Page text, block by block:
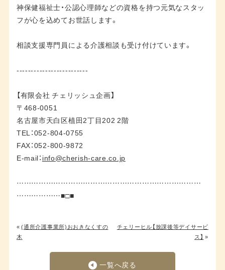
神保健福祉士・公認心理師などの資格を持つ元気なスタッ
フが心を込めてお世話します。
相談支援専門員による介護相談も受け付けています。
-------------------------
【有限会社 チェリッシュ企画】
〒468-0051
名古屋市天白区植田2丁目202 2階
TEL：052-804-0755
FAX：052-800-9872
E-mail： info@cherish-care.co.jp
…………………………………………………………………
………………■□■
«(通所介護事業所)おおきなくすの
木
チェリーヒル【放課後等デイサービ
ス】 »
一覧へ戻る